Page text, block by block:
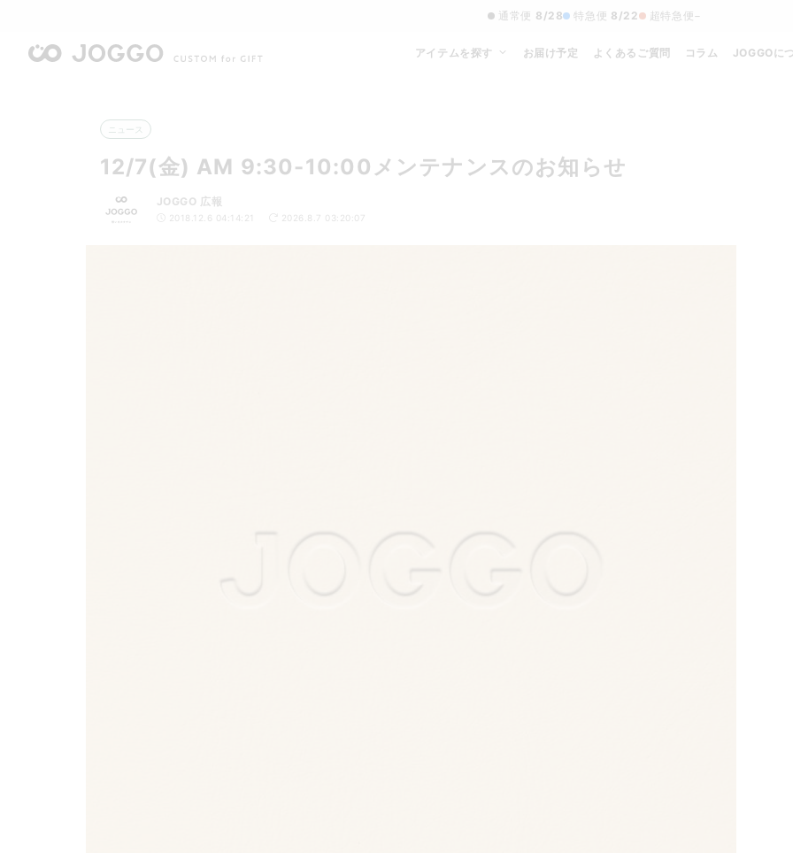
通常便 8/28 特急便 8/22 超特急便−
アイテムを探す お届け予定 よくあるご質問 コラム JOGGOに
ニュース
12/7(金) AM 9:30-10:00メンテナンスのお知らせ
JOGGO 広報
2018.12.6 04:14:21 2026.8.7 03:20:07